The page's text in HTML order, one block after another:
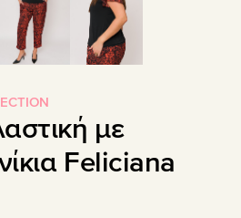
με
Feliciana